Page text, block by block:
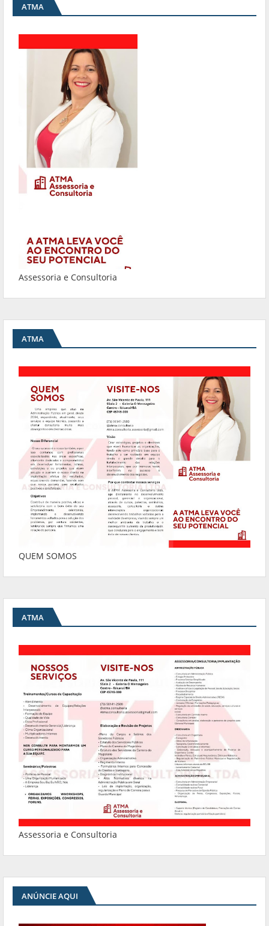
ATMA
Assessoria e Consultoria
ATMA
QUEM SOMOS
ATMA
Assessoria e Consultoria
ANÚNCIE AQUI